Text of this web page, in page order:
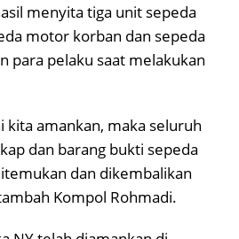
menyita tiga unit sepeda
motor korban dan sepeda
para pelaku saat melakukan
kita amankan, maka seluruh
dan barang bukti sepeda
dan dikembalikan
Kompol Rohmadi.